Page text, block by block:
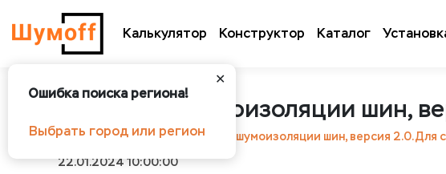
Калькулятор Конструктор Каталог
✕
Ошибка поиска региона!
Выбрать город или регион
Набор для шумоизоляции шин,
Шумоff Новости
Набор для шумоизоляции шин, версия 2.0. Для
22.01.2024 10:00:00